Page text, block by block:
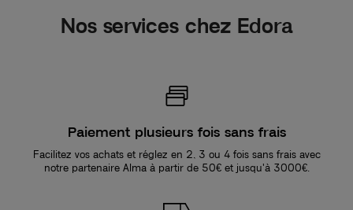
Nos services chez Edora
Paiement plusieurs fois sans frais
Facilitez vos achats et réglez en 2, 3 ou 4 fois sans frais avec
notre partenaire Alma à partir de 50€ et jusqu'à 3000€.